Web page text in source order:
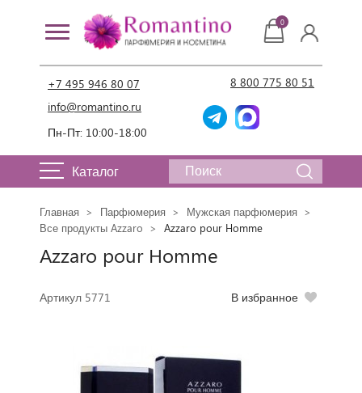
+7 495 946 80 07
info@romantino.ru
Пн-Пт: 10:00-18:00
8 800 775 80 51
0
Каталог
Главная Парфюмерия
Мужская парфюмерия
Все продукты Azzaro
Azzaro pour Homme
Azzaro pour Homme
Артикул 5771 В избранное